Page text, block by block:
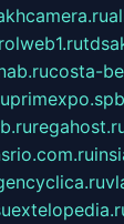
costa-